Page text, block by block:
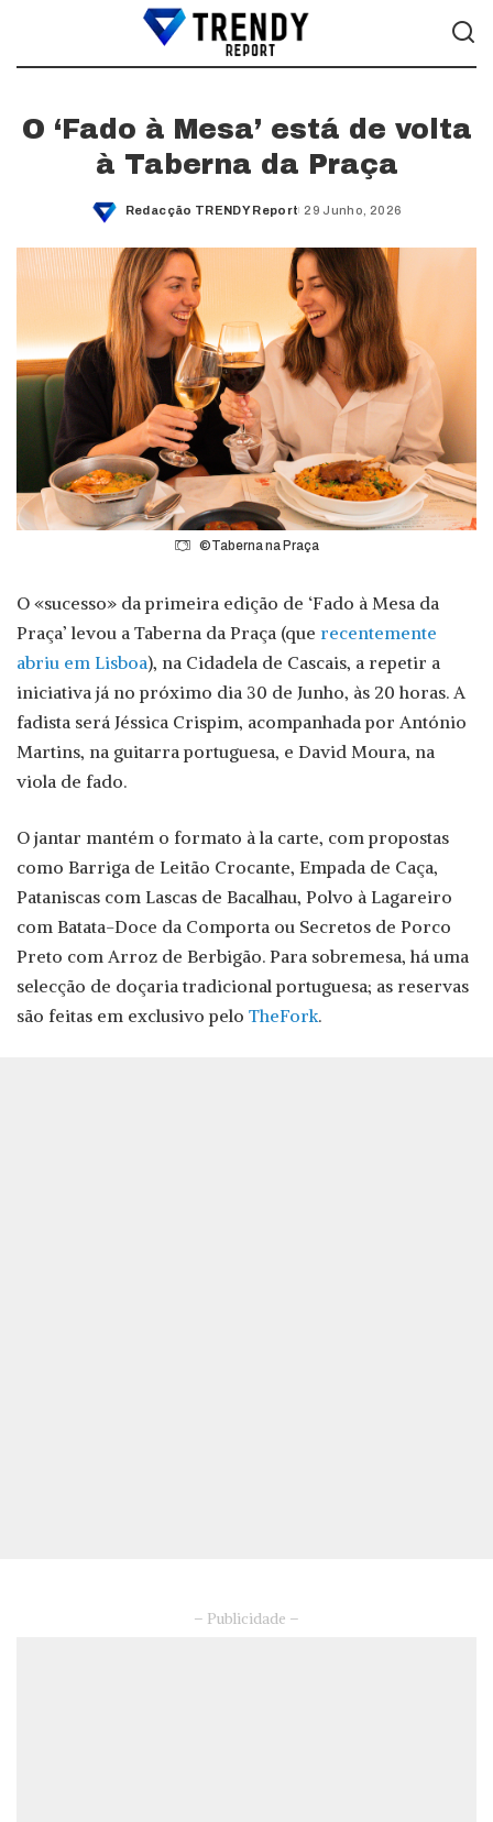
O ‘Fado à Mesa’ está de volta
à Taberna da Praça
Posted
Redacção TRENDY Report 29 Junho, 2026
©Taberna na Praça
O «sucesso» da primeira edição de ‘Fado à Mesa da
Praça’ levou a Taberna da Praça (que recentemente
abriu em Lisboa), na Cidadela de Cascais, a repetir a
iniciativa já no próximo dia 30 de Junho, às 20 horas. A
fadista será Jéssica Crispim, acompanhada por António
Martins, na guitarra portuguesa, e David Moura, na
viola de fado.
O jantar mantém o formato à la carte, com propostas
como Barriga de Leitão Crocante, Empada de Caça,
Pataniscas com Lascas de Bacalhau, Polvo à Lagareiro
com Batata-Doce da Comporta ou Secretos de Porco
Preto com Arroz de Berbigão. Para sobremesa, há uma
selecção de doçaria tradicional portuguesa; as reservas
são feitas em exclusivo pelo TheFork.
– Publicidade –